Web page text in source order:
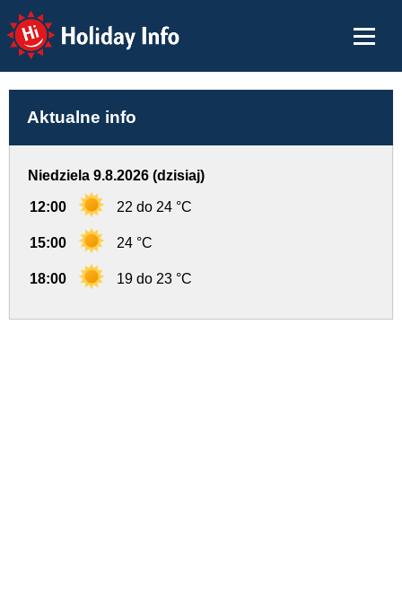
Holiday Info
Aktualne info
Niedziela 9.8.2026 (dzisiaj)
12:00 22 do 24 °C
15:00 24 °C
18:00 19 do 23 °C